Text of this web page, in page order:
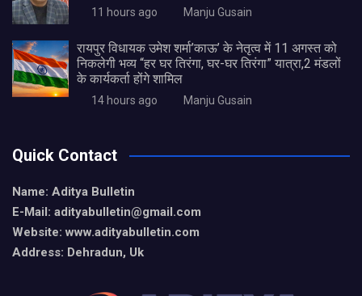
11 hours ago Manju Gusain
रायपुर विधायक उमेश शर्मा’काऊ’ के नेतृत्व में 11 अगस्त को
निकलेगी भव्य “हर घर तिरंगा, घर-घर तिरंगा” यात्रा,2 मंडलों
के कार्यकर्ता होंगे शामिल
14 hours ago Manju Gusain
Quick Contact
Name: Aditya Bulletin
E-Mail: adityabulletin@gmail.com
Website: www.adityabulletin.com
Address: Dehradun, Uk